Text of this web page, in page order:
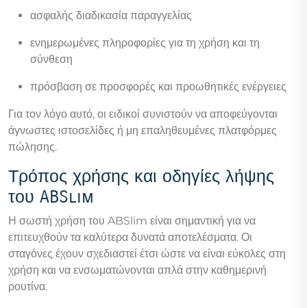
ασφαλής διαδικασία παραγγελίας
ενημερωμένες πληροφορίες για τη χρήση και τη
σύνθεση
πρόσβαση σε προσφορές και προωθητικές ενέργειες
Για τον λόγο αυτό, οι ειδικοί συνιστούν να αποφεύγονται
άγνωστες ιστοσελίδες ή μη επαληθευμένες πλατφόρμες
πώλησης.
Τρόπος χρήσης και οδηγίες λήψης
του ABSlim
Η σωστή χρήση του ABSlim είναι σημαντική για να
επιτευχθούν τα καλύτερα δυνατά αποτελέσματα. Οι
σταγόνες έχουν σχεδιαστεί έτσι ώστε να είναι εύκολες στη
χρήση και να ενσωματώνονται απλά στην καθημερινή
ρουτίνα.